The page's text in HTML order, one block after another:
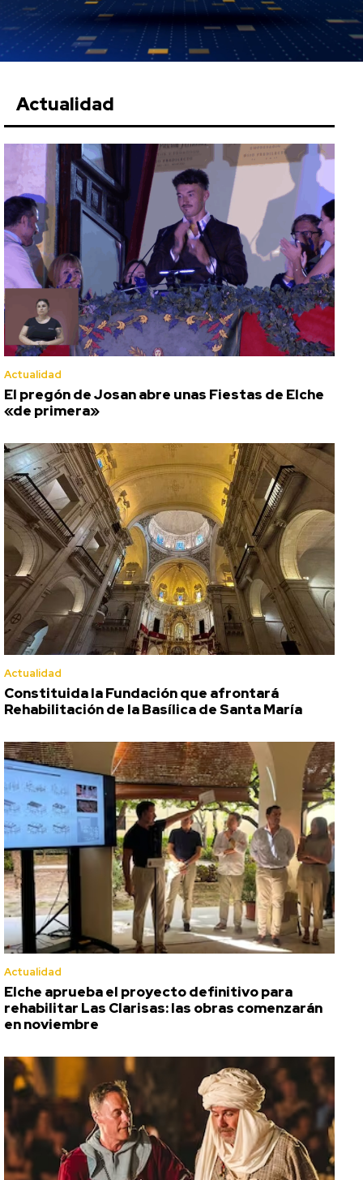
Actualidad
Actualidad
El pregón de Josan abre unas Fiestas de Elche
«de primera»
Actualidad
Constituida la Fundación que afrontará
Rehabilitación de la Basílica de Santa María
Actualidad
Elche aprueba el proyecto definitivo para
rehabilitar Las Clarisas: las obras comenzarán
en noviembre